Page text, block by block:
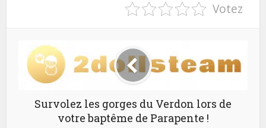
Votez
Survolez les gorges du Verdon lors de
votre baptême de Parapente !